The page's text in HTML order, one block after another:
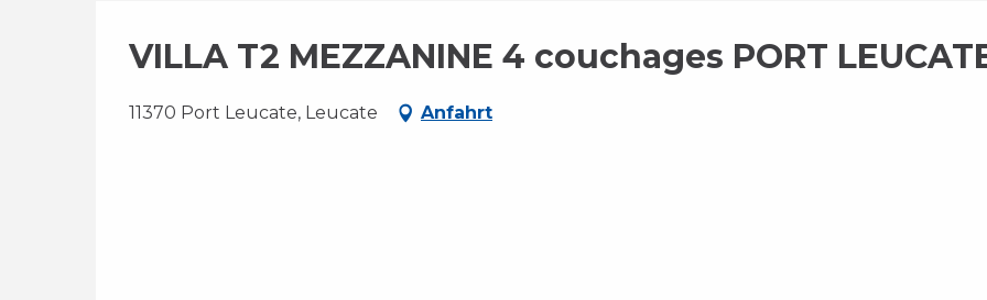
VILLA T2 MEZZANINE 4 couchages PORT
11370 Port Leucate, Leucate Anfahrt